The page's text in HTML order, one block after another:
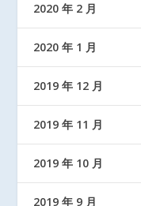
2020 年 2 月
2020 年 1 月
2019 年 12 月
2019 年 11 月
2019 年 10 月
2019 年 9 月